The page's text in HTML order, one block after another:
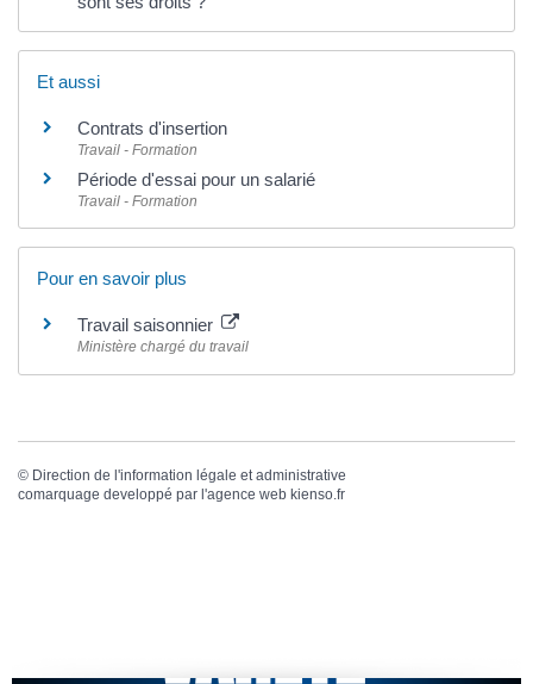
Et aussi
Contrats d'insertion
Travail - Formation
Période d'essai pour un salarié
Travail - Formation
Pour en savoir plus
Travail saisonnier
Ministère chargé du travail
© Direction de l'information légale et administrative
comarquage developpé par l'agence web kienso.fr